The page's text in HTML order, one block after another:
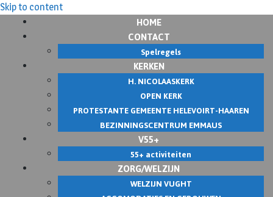
Skip to content
HOME
CONTACT
Spelregels
KERKEN
H. NICOLAASKERK
OPEN KERK
PROTESTANTE GEMEENTE HELEVOIRT-HAAREN
BEZINNINGSCENTRUM EMMAUS
V55+
55+ activiteiten
ZORG/WELZIJN
WELZIJN VUGHT